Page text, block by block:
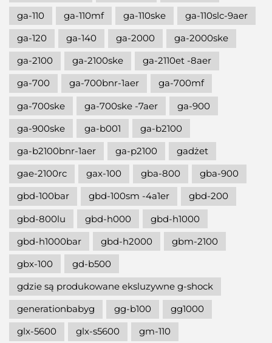
ga-110 ga-110mf ga-110ske
ga-110slc-9aer
ga-120
ga-140 ga-2000
ga-2000ske
ga-2100
ga-2100ske
ga-2110et -8aer
ga-700
ga-700bnr-1aer
ga-700mf
ga-700ske
ga-700ske -7aer
ga-900
ga-900ske
ga-b001
ga-b2100
ga-b2100bnr-1aer
ga-p2100
gadżet
gae-2100rc
gax-100 gba-800
gba-900
gbd-100bar
gbd-100sm -4a1er
gbd-200
gbd-800lu
gbd-h000
gbd-h1000
gbd-h1000bar
gbd-h2000
gbm-2100
gbx-100
gd-b500
gdzie są produkowane eksluzywne g-shock
generationbabyg
gg-b100
gg1000
glx-5600
glx-s5600
gm-110